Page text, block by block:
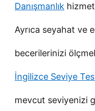
Danışmanlık
Ayrıca seyahat ve
becerilerinizi
İngilizce Seviye
mevcut seviyenizi